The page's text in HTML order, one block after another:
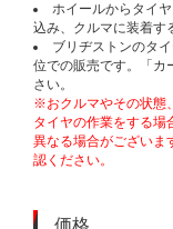
ホイールからタイ
込み、クルマに装着す
ブリヂストンのタ
位での販売です。「カ
さい。
※おクルマやその状態
タイヤの作業をする場
異なる場合がございま
認ください。